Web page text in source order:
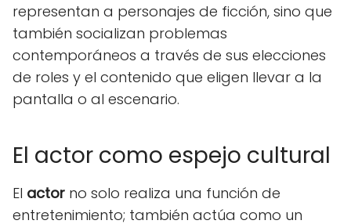
representan a personajes de ficción, sino que
también socializan problemas
contemporáneos a través de sus elecciones
de roles y el contenido que eligen llevar a la
pantalla o al escenario.
El actor como espejo cultural
El actor no solo realiza una función de
entretenimiento; también actúa como un